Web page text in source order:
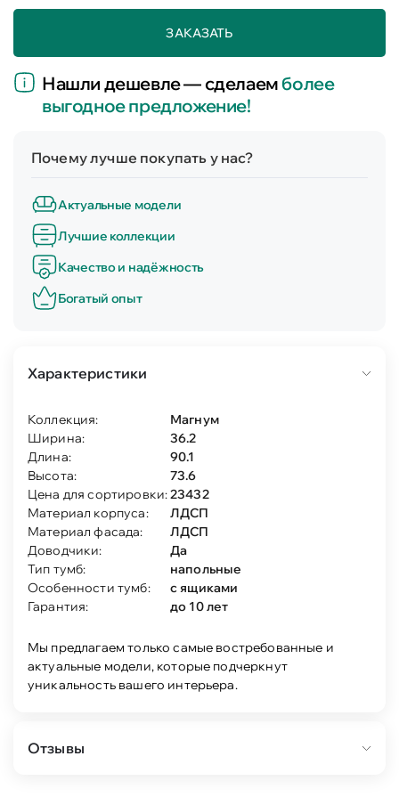
ЗАКАЗАТЬ
Нашли дешевле — сделаемболее
выгодное предложение!
Почему лучше покупать у нас?
Актуальные модели
Лучшие коллекции
Качество и надёжность
Богатый опыт
Характеристики
Коллекция:
Магнум
Ширина:
36.2
Длина:
90.1
Высота:
73.6
Цена для сортировки:23432
Материал корпуса:
ЛДСП
Материал фасада:
ЛДСП
Доводчики:
Да
Тип тумб:
напольные
Особенности тумб:
с ящиками
Гарантия:
до 10 лет
Мы предлагаем только самые востребованные и
актуальные модели, которые подчеркнут
уникальность вашего интерьера.
Отзывы